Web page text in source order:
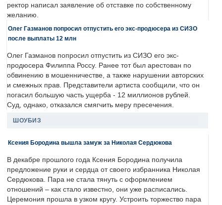
ректор написал заявление об отставке по собственному
желанию.
Олег Газманов попросил отпустить его экс-продюсера из СИЗО
после выплаты 12 млн
Олег Газманов попросил отпустить из СИЗО его экс-
продюсера Филиппа Россу. Ранее тот был арестован по
обвинению в мошенничестве, а также нарушении авторских
и смежных прав. Представители артиста сообщили, что он
погасил большую часть ущерба - 12 миллионов рублей.
Суд, однако, отказался смягчить меру пресечения.
ШОУБИЗ
Ксения Бородина вышла замуж за Николая Сердюкова
В декабре прошлого года Ксения Бородина получила
предложение руки и сердца от своего избранника Николая
Сердюкова. Пара не стала тянуть с оформлением
отношений – как стало известно, они уже расписались.
Церемония прошла в узком кругу. Устроить торжество пара